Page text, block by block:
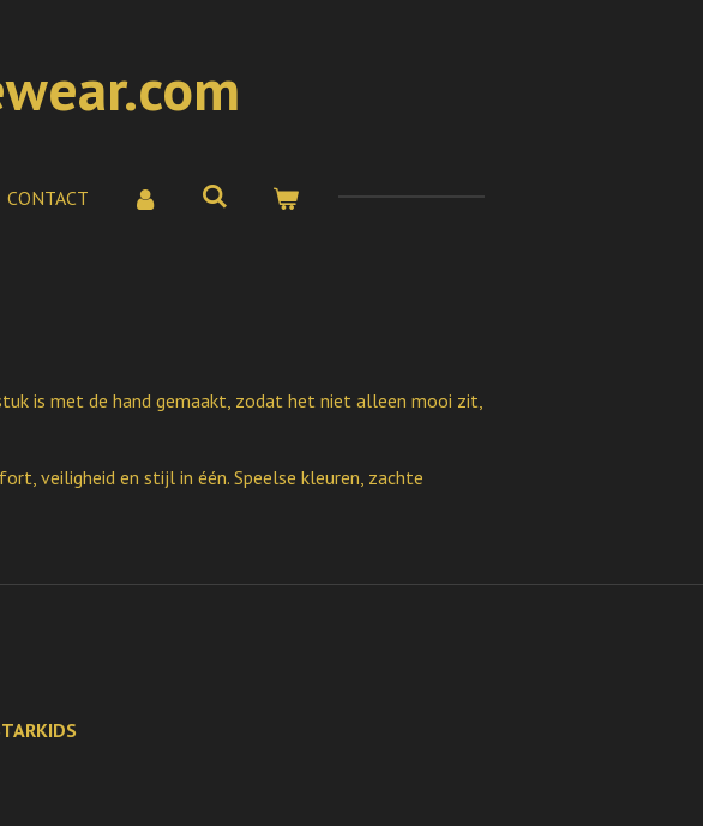
CONTACT
is met de hand gemaakt, zodat het niet alleen mooi zit,
veiligheid en stijl in één. Speelse kleuren, zachte